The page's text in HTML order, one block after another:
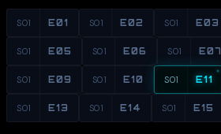
S01 E01 S01 E02 S01 E03
S01 E05 S01 E06 S01 E07
S01 E09 S01 E10 S01 E11
S01 E13 S01 E14 S01 E15